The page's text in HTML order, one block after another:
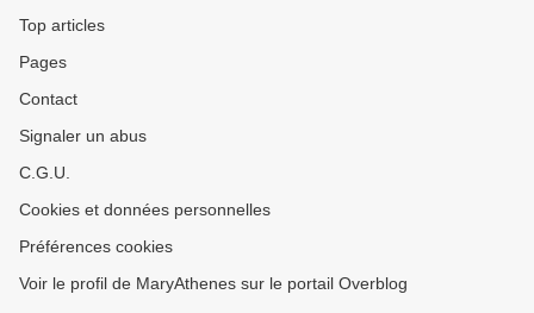
Top articles
Pages
Contact
Signaler un abus
C.G.U.
Cookies et données personnelles
Préférences cookies
Voir le profil de MaryAthenes sur le portail Overblog